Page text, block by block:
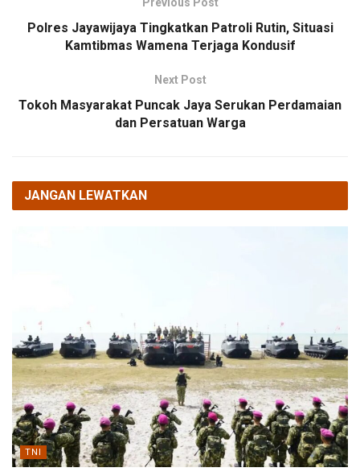
Previous Post
Polres Jayawijaya Tingkatkan Patroli Rutin, Situasi
Kamtibmas Wamena Terjaga Kondusif
Next Post
Tokoh Masyarakat Puncak Jaya Serukan Perdamaian
dan Persatuan Warga
JANGAN LEWATKAN
TNI